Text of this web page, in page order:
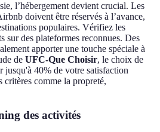
l’hébergement devient crucial. Les
doivent être réservés à l’avance,
populaires. Vérifiez les
sur des plateformes reconnues. Des
apporter une touche spéciale à
de UFC-Que Choisir, le choix de
jusqu'à 40% de votre satisfaction
critères comme la propreté,
des activités